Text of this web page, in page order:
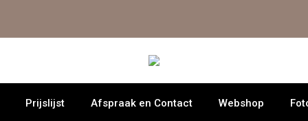
Prijslijst Afspraak en Contact Webshop